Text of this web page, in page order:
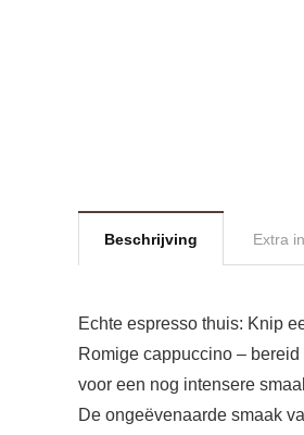
Beschrijving Extra
Echte espresso thuis: Knip
Romige cappuccino –
voor een nog intensere
De ongeëvenaarde smaak